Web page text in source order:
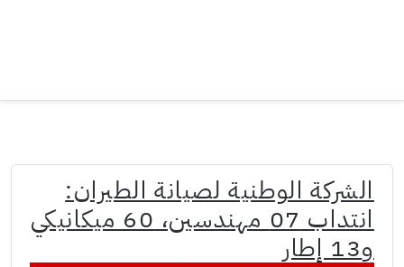
الشركة الوطنية لصيانة الطيران:
انتداب 07 مهندسين، 60 ميكانيكي
و13 إطار